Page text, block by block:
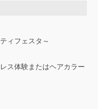
ィフェスタ～
ス体験またはヘアカラー